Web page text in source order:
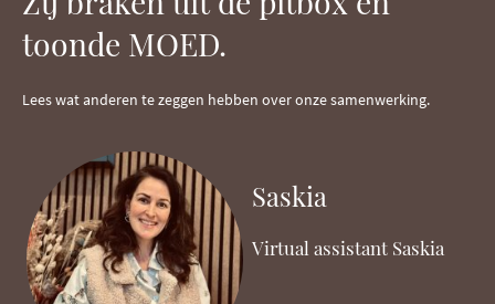
toonde MOED.
Lees wat anderen te zeggen hebben over onze samenwerking.
Saskia
Virtual assistant Saskia